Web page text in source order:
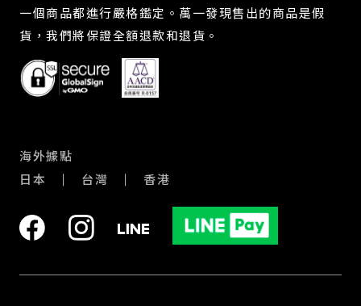
一個商品都進行嚴格鑑定。萬一發現售出的商品是假
貨，我們將保證全額退款和退貨。
海外據點
日本
台灣 香港